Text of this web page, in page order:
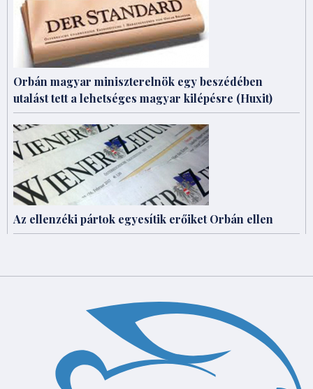
Orbán magyar miniszterelnök egy beszédében
utalást tett a lehetséges magyar kilépésre (Huxit)
Az ellenzéki pártok egyesítik erőiket Orbán ellen